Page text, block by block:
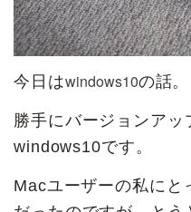
今日はwindows10の話。
勝手にバージョンア
windows10です。
Macユーザーの私にと